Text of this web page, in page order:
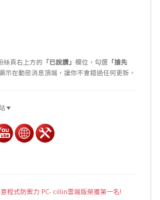
絲頁右上方的 「已說讚」 欄位，勾選 「搶先
示在動態消息頂端，讓你不會錯過任何更新。
▼
程式防禦力 PC- cillin雲端版榮獲第一名!